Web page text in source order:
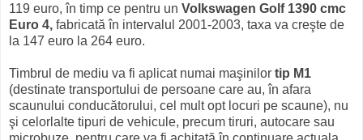
119 euro, în timp ce pentru un Volkswagen Golf 1390 cmc
Euro 4, fabricată în intervalul 2001-2003, taxa va creşte de
la 147 euro la 264 euro.
Timbrul de mediu va fi aplicat numai maşinilor tip M1
(destinate transportului de persoane care au, în afara
scaunului conducătorului, cel mult opt locuri pe scaune), nu
şi celorlalte tipuri de vehicule, precum tiruri, autocare sau